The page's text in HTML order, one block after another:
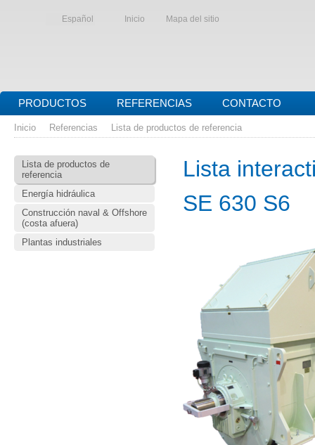
Español Inicio Mapa del sitio
PRODUCTOS REFERENCIAS CONTACTO
Inicio Referencias Lista de productos de referencia
Lista de productos de
referencia
Energía hidráulica
Construcción naval & Offshore
(costa afuera)
Plantas industriales
Lista
SE 630 S6